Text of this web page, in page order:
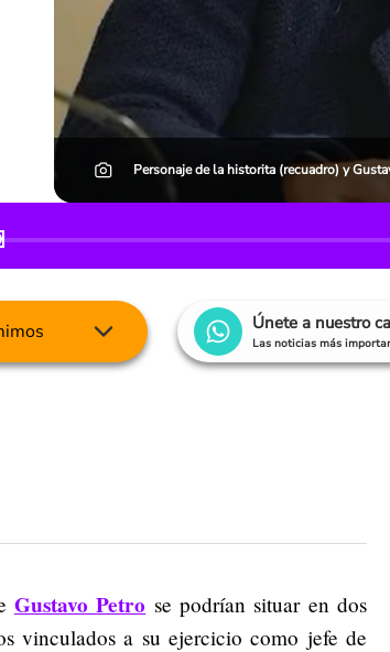
Personaje de la historita (recuadro) y
Únete a nuestro
Las noticias más
Gustavo Petro se podrían situar en dos
vinculados a su ejercicio como jefe de